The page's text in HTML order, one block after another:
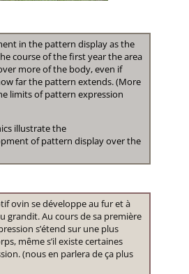
in the pattern display as the
course of the first year the area
more of the body, even if
far the pattern extends. (More
limits of pattern expression
illustrate the
of pattern display over the
ovin se développe au fur et à
grandit. Au cours de sa première
s’étend sur une plus
même s’il existe certaines
(nous en parlera de ça plus